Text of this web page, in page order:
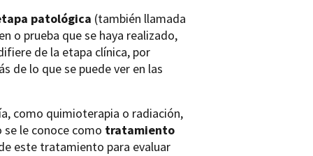
patológica (también llamada
o prueba que se haya realizado,
de la etapa clínica, por
de lo que se puede ver en las
como quimioterapia o radiación,
le conoce como tratamiento
este tratamiento para evaluar